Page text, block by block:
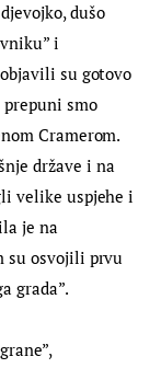
dušo
i
su gotovo
prepuni smo
Cramerom.
države i na
velike uspjehe i
je na
su osvojili prvu
grada”.